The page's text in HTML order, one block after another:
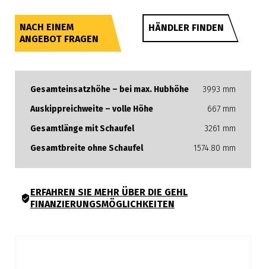
NACH EINEM
ANGEBOT FRAGEN
HÄNDLER FINDEN
Gesamteinsatzhöhe – bei max. Hubhöhe
3993 mm
Auskippreichweite – volle Höhe
667 mm
Gesamtlänge mit Schaufel
3261 mm
Gesamtbreite ohne Schaufel
1574.80 mm
ERFAHREN SIE MEHR ÜBER DIE GEHL
FINANZIERUNGSMÖGLICHKEITEN